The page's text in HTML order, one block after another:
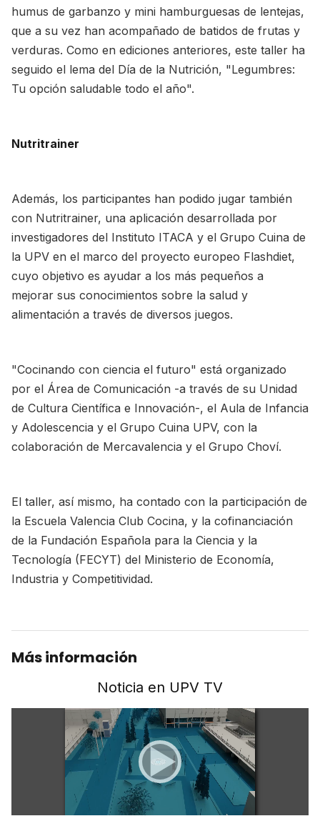
humus de garbanzo y mini hamburguesas de lentejas,
que a su vez han acompañado de batidos de frutas y
verduras. Como en ediciones anteriores, este taller ha
seguido el lema del Día de la Nutrición, "Legumbres:
Tu opción saludable todo el año".
Nutritrainer
Además, los participantes han podido jugar también
con Nutritrainer, una aplicación desarrollada por
investigadores del Instituto ITACA y el Grupo Cuina de
la UPV en el marco del proyecto europeo Flashdiet,
cuyo objetivo es ayudar a los más pequeños a
mejorar sus conocimientos sobre la salud y
alimentación a través de diversos juegos.
"Cocinando con ciencia el futuro" está organizado
por el Área de Comunicación -a través de su Unidad
de Cultura Científica e Innovación-, el Aula de Infancia
y Adolescencia y el Grupo Cuina UPV, con la
colaboración de Mercavalencia y el Grupo Choví.
El taller, así mismo, ha contado con la participación de
la Escuela Valencia Club Cocina, y la cofinanciación
de la Fundación Española para la Ciencia y la
Tecnología (FECYT) del Ministerio de Economía,
Industria y Competitividad.
Más información
Noticia en UPV TV